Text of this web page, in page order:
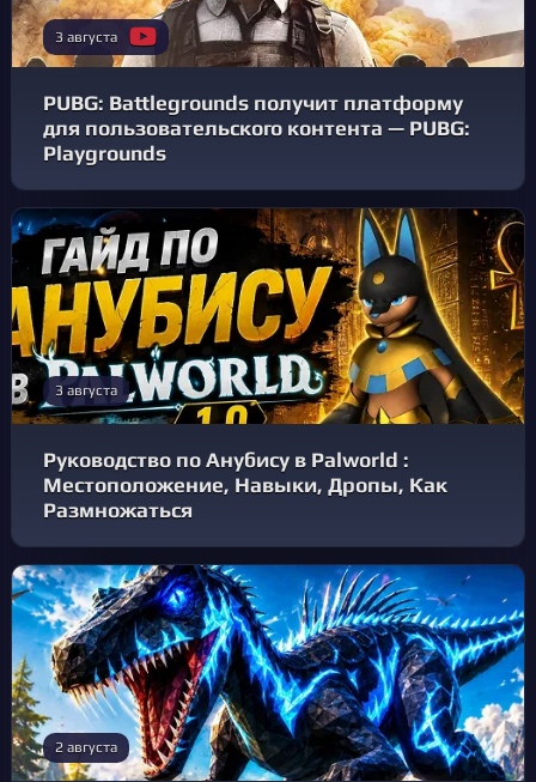
3 августа
PUBG: Battlegrounds получит платформу
для пользовательского контента — PUBG:
Playgrounds
3 августа
Руководство по Анубису в Palworld :
Местоположение, Навыки, Дропы, Как
Размножаться
2 августа